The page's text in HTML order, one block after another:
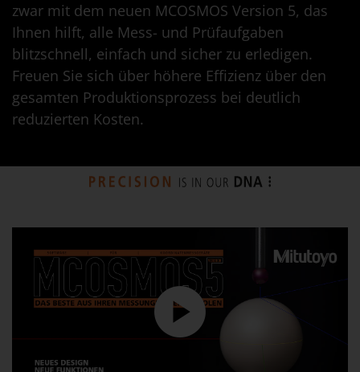
zwar mit dem neuen MCOSMOS Version 5, das
Ihnen hilft, alle Mess- und Prüfaufgaben
blitzschnell, einfach und sicher zu erledigen.
Freuen Sie sich über höhere Effizienz über den
gesamten Produktionsprozess bei deutlich
reduzierten Kosten.